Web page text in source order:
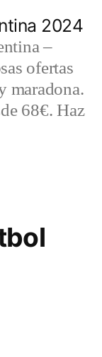
2024
–
ofertas
maradona.
68€. Haz